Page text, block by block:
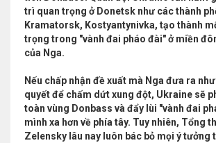
trì quan trọng ở Donetsk như các thành
Kramatorsk, Kostyantynivka, tạo thành
trọng trong "vành đai pháo đài" ở miền
của Nga.
Nếu chấp nhận đề xuất mà Nga đưa ra
quyết để chấm dứt xung đột, Ukraine sẽ
toàn vùng Donbass và đẩy lùi "vành đai
mình xa hơn về phía tây. Tuy nhiên, Tổng
Zelensky lâu nay luôn bác bỏ mọi ý tưởng